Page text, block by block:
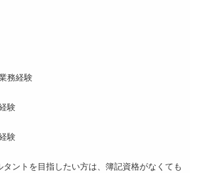
務経験
験
験
ントを目指したい方は、簿記資格がなくても